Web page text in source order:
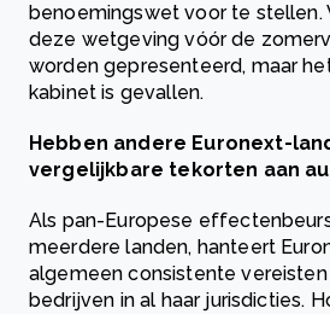
benoemingswet voor te stellen.
deze wetgeving vóór de
worden gepresenteerd, maar
kabinet is gevallen.
Hebben andere Euronext-
vergelijkbare tekorten aan
Als pan-Europese
meerdere landen, hanteert
algemeen consistente
bedrijven in al haar jurisdicties.